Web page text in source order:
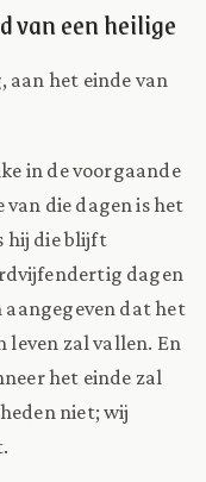
van een heilige
het einde van
in de voorgaande
die dagen is het
hij die blijft
dagen
dat het
leven zal vallen. En
het einde zal
niet; wij